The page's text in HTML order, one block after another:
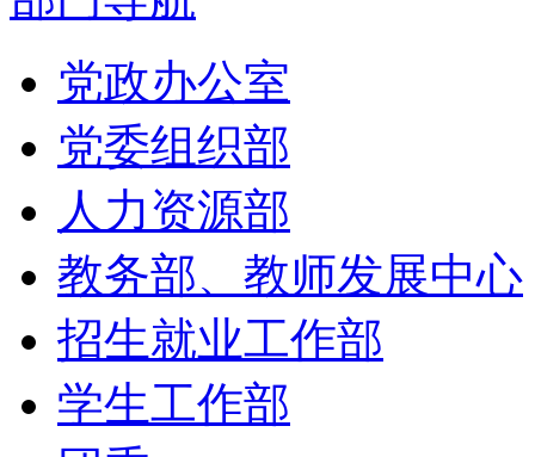
党政办公室
党委组织部
人力资源部
教务部、教师发展中心
招生就业工作部
学生工作部